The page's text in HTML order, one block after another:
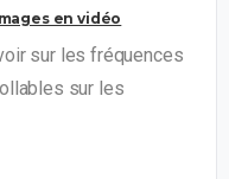
en vidéo
sur les fréquences
sur les